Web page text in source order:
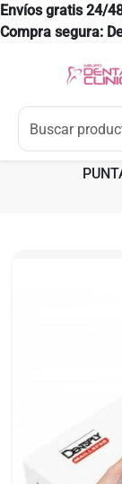
Envíos gratis 24/
Compra segura: